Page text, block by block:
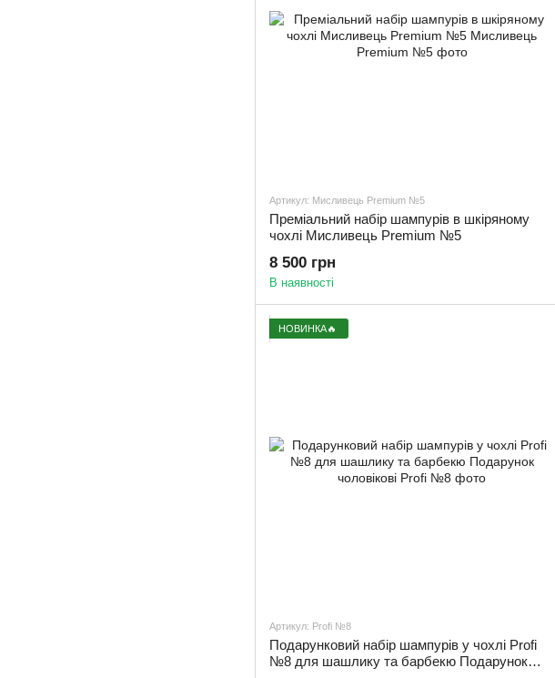
Артикул: Мисливець Premium №5
Преміальний набір шампурів в шкіряному
чохлі Мисливець Premium №5
8 500 грн
В наявності
НОВИНКА🔥
Артикул: Profi №8
Подарунковий набір шампурів у чохлі Profi
№8 для шашлику та барбекю Подарунок